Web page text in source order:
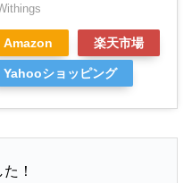
Amazon 楽天市場
Yahooショッピング
！